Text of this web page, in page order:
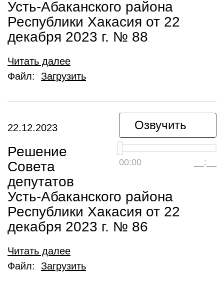
Усть-Абаканского района
Республики Хакасия от 22
декабря 2023 г. № 88
Читать далее
Файл: Загрузить
Озвучить
00:00 __:__
22.12.2023
Решение
Совета
депутатов
Усть-Абаканского района
Республики Хакасия от 22
декабря 2023 г. № 86
Читать далее
Файл: Загрузить